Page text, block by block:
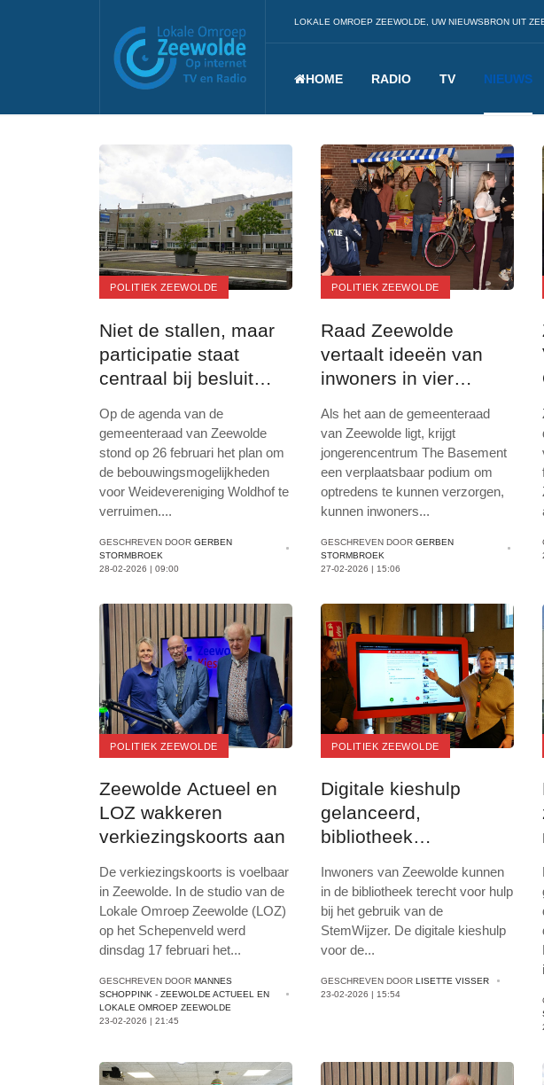
LOKALE OMROEP ZEEWOLDE, UW NIEUWSBRON UIT
HOME RADIO TV NIEUWS
POLITIEK ZEEWOLDE
Niet de stallen, maar
participatie staat
centraal bij besluit
Op de agenda van de
gemeenteraad van Zeewolde
stond op 26 februari het plan om
de bebouwingsmogelijkheden
voor Weidevereniging Woldhof te
verruimen....
GESCHREVEN DOOR GERBEN
STORMBROEK
28-02-2026 | 09:00
POLITIEK ZEEWOLDE
Raad Zeewolde
vertaalt ideeën van
inwoners in vier
Als het aan de gemeenteraad
van Zeewolde ligt, krijgt
jongerencentrum The Basement
een verplaatsbaar podium om
optredens te kunnen verzorgen,
kunnen inwoners...
GESCHREVEN DOORGERBEN
STORMBROEK
27-02-2026 | 15:06
POLITIEK ZEEWOLDE
Zeewolde Actueel en
LOZ wakkeren
verkiezingskoorts aan
De verkiezingskoorts is voelbaar
in Zeewolde. In de studio van de
Lokale Omroep Zeewolde (LOZ)
op het Schepenveld werd
dinsdag 17 februari het...
GESCHREVEN DOOR MANNES
SCHOPPINK - ZEEWOLDE ACTUEEL EN
LOKALE OMROEP ZEEWOLDE
23-02-2026 | 21:45
POLITIEK ZEEWOLDE
Digitale kieshulp
gelanceerd,
bibliotheek
(met video)
Inwoners van Zeewolde kunnen
in de bibliotheek terecht voor hulp
bij het gebruik van de
StemWijzer. De digitale kieshulp
voor de...
GESCHREVEN DOORLISETTE VISSER
23-02-2026 | 15:54